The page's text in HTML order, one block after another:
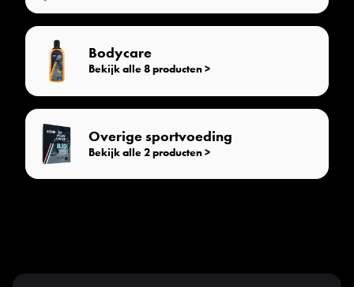
Bodycare
Bekijk alle 8 producten >
Overige sportvoeding
Bekijk alle 2 producten >